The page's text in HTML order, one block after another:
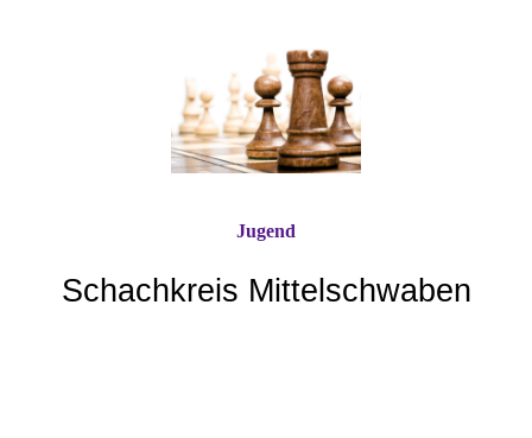
Schachkreis Mittelschwaben
Jugend